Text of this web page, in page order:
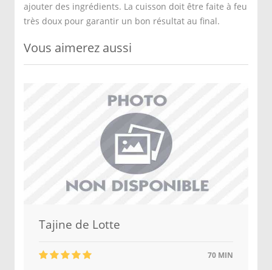
ajouter des ingrédients. La cuisson doit être faite à feu
très doux pour garantir un bon résultat au final.
Vous aimerez aussi
Tajine de Lotte
70 MIN